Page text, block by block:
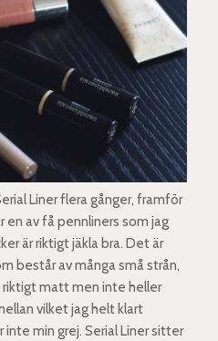
Liner flera gånger, framför
en av få pennliners som jag
är riktigt jäkla bra. Det är
består av många små strån,
matt men inte heller
vilket jag helt klart
inte min grej. Serial Liner sitter